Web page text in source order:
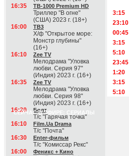
16:35
ТВ-1000 Premium HD
Триллер "В огне"
(США) 2023 г. (18+)
16:00
ТВ3
Х/ф "Открытое море:
Монстр глубины"
(16+)
16:10
Zee TV
Мелодрама "Уловка
любви. Серия 97"
(Индия) 2023 г. (16+)
16:35
Zee TV
Мелодрама "Уловка
любви. Серия 98"
(Индия) 2023 г. (16+)
СЕЙЧАС В ЭФИРЕ: СЕРИАЛЫ
16:20 Болт
Т/с "Гарячая точка"
16:10
Film.Ua Drama
Т/с "Почта"
16:30
Enter-фильм
Т/с "Комиссар Рекс"
16:00
Феникс + Кино
3:15
23:10
00:45
3:15
5:10
23:45
1:20
3:15
5:10